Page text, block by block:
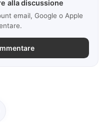
alla discussione
email, Google o Apple